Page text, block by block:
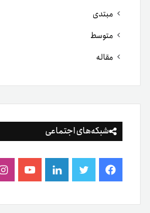
مبتدی
متوسط
مقاله
شبکه‌های اجتماعی
فیس
بوک
توییتر لینکدینیوتیوب